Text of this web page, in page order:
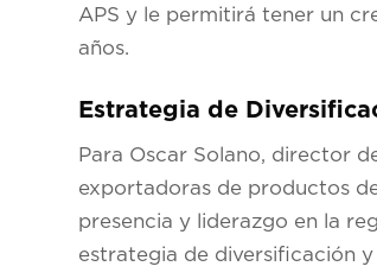
APS y le permitirá tener un
años.
Estrategia de
Para Oscar Solano, director
exportadoras de productos
presencia y liderazgo en la
estrategia de diversificación